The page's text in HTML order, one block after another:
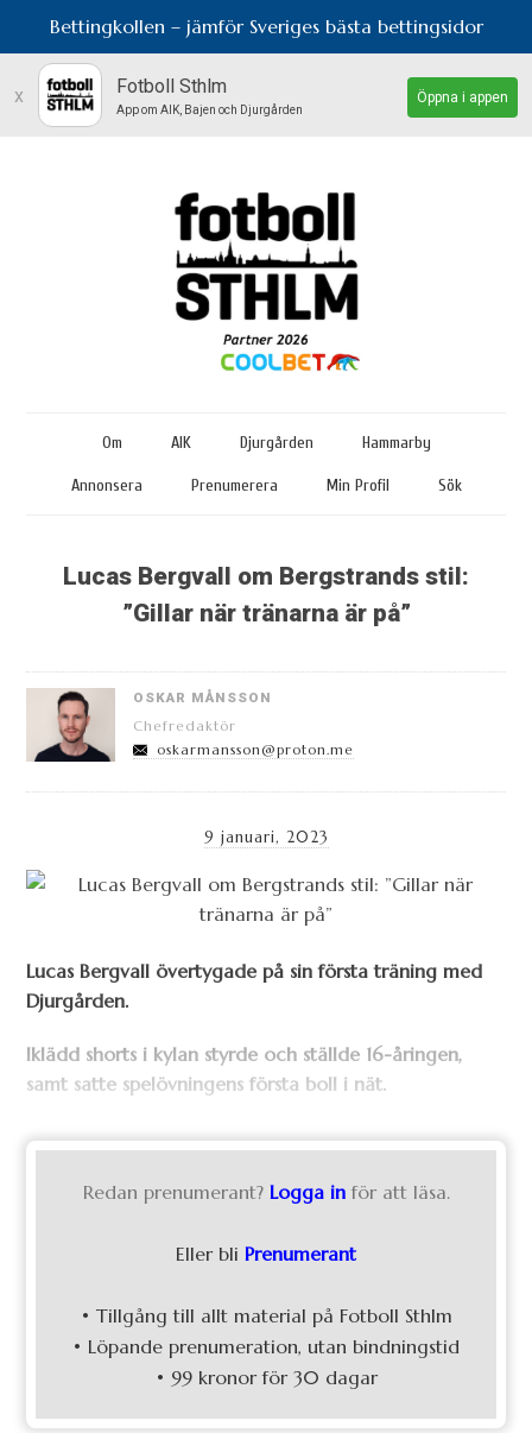
Bettingkollen – jämför Sveriges bästa bettingsidor
x Fotboll Sthlm
App om AIK, Bajen och Djurgården
Öppna i appen
Om AIK Djurgården Hammarby
Annonsera Prenumerera Min Profil Sök
Lucas Bergvall om Bergstrands stil:
”Gillar när tränarna är på”
OSKAR MÅNSSON
Chefredaktör
oskarmansson@proton.me
9 januari, 2023
Lucas Bergvall övertygade på sin första träning med
Djurgården.
Iklädd shorts i kylan styrde och ställde 16-åringen,
samt satte spelövningens första boll i nät.
Redan prenumerant? Logga in för att läsa.
Eller bli Prenumerant
• Tillgång till allt material på Fotboll Sthlm
• Löpande prenumeration, utan bindningstid
• 99 kronor för 30 dagar